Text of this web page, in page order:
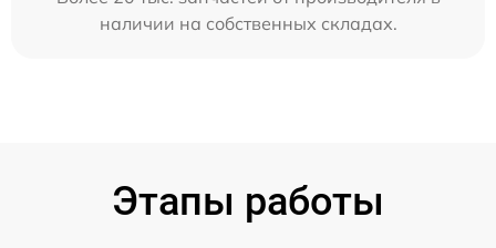
наличии на собственных складах.
Этапы работы